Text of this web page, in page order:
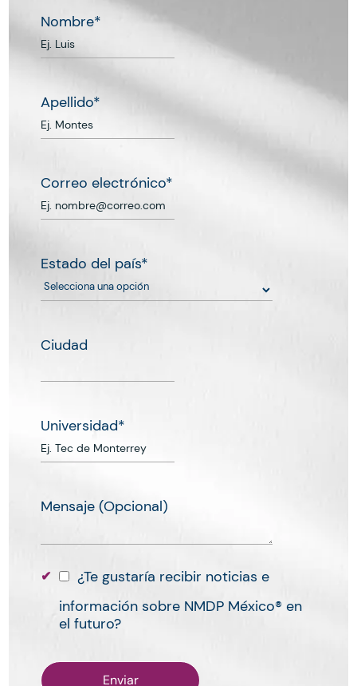
Nombre*
Apellido*
Correo electrónico*
Estado del país*
Ciudad
Universidad*
Mensaje (Opcional)
¿Te gustaría recibir noticias e
información sobre NMDP México® en
el futuro?